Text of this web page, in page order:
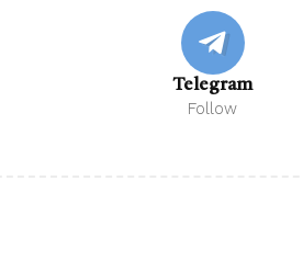
Telegram
Follow